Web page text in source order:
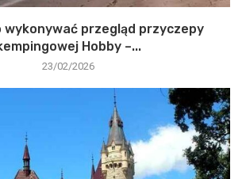
przegląd przyczepy
Hobby –...
23/02/2026